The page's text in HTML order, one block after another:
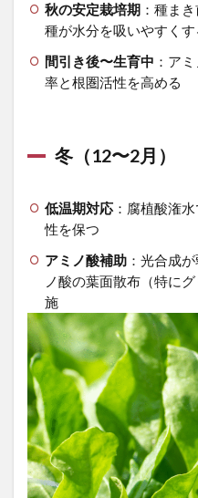
秋の安定栽培期：種まき
種が水分を吸いやすくす
間引き後〜生育中 ：ア
率と根圏活性を高める
冬（12〜2月）
低温期対応：腐植酸潅
性を保つ
アミノ酸補助：光合成が
ノ酸の葉面散布（特に
施